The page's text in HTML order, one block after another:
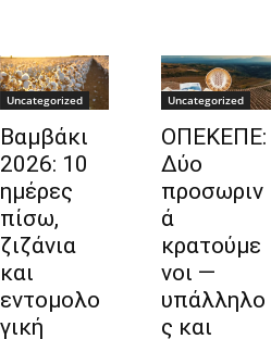
Uncategorized
Βαμβάκι
2026: 10
ημέρες
πίσω,
ζιζάνια
και
εντομολο
γική
Uncategorized
ΟΠΕΚΕΠΕ:
Δύο
προσωριν
ά
κρατούμε
νοι —
υπάλληλο
ς και